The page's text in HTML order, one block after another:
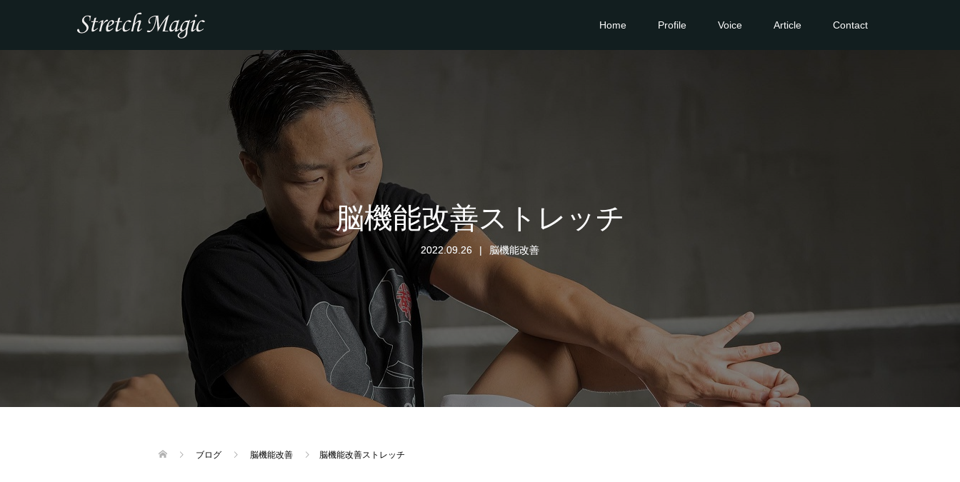
Home Profile Voice Article Contact
脳機能改善ストレッチ
2022.09.26 脳機能改善
ブログ 脳機能改善 脳機能改善ストレッチ